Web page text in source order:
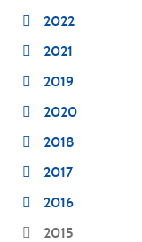
2022
2021
2019
2020
2018
2017
2016
2015